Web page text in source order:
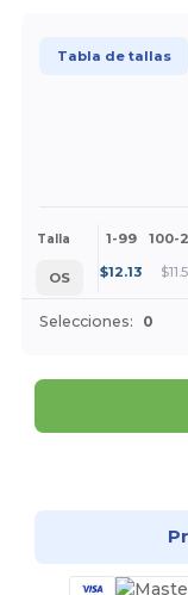
Tabla de tallas
Talla 1-99 100-
OS $12.13 $
Selecciones: 0